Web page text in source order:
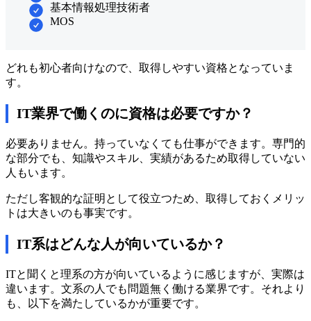
基本情報処理技術者
MOS
どれも初心者向けなので、取得しやすい資格となっていま
す。
IT業界で働くのに資格は必要ですか？
必要ありません。持っていなくても仕事ができます。専門的
な部分でも、知識やスキル、実績があるため取得していない
人もいます。
ただし客観的な証明として役立つため、取得しておくメリッ
トは大きいのも事実です。
IT系はどんな人が向いているか？
ITと聞くと理系の方が向いているように感じますが、実際は
違います。文系の人でも問題無く働ける業界です。それより
も、以下を満たしているかが重要です。